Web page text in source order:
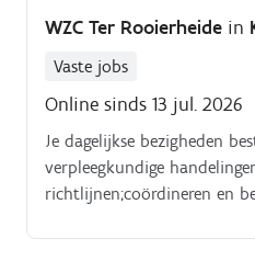
rapporteert veranderingen
onderhoudt contact met
werking;je neemt
van zorgkwaliteit.
WZC Ter Rooierheide in
Vaste jobs
Online sinds 13 jul. 2026
Je dagelijkse bezigheden
verpleegkundige
richtlijnen;coördineren en